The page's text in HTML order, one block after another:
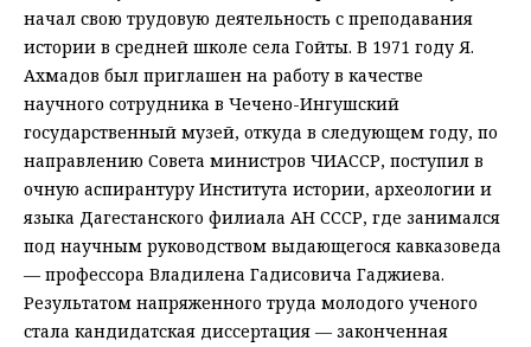
начал свою трудовую деятельность с преподавания
истории в средней школе села Гойты. В 1971 году Я.
Ахмадов был приглашен на работу в качестве
научного сотрудника в Чечено-Ингушский
государственный музей, откуда в следующем году, по
направлению Совета министров ЧИАССР, поступил в
очную аспирантуру Института истории, археологии и
языка Дагестанского филиала АН СССР, где занимался
под научным руководством выдающегося кавказоведа
— профессора Владилена Гадисовича Гаджиева.
Результатом напряженного труда молодого ученого
стала кандидатская диссертация — законченная